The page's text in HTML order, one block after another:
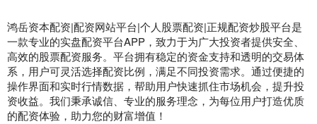
鸿岳资本配资|配资网站平台|个人股票配资|正规配资炒股平台是
一款专业的实盘配资平台APP，致力于为广大投资者提供安全、
高效的股票配资服务。平台拥有稳定的资金支持和透明的交易体
系，用户可灵活选择配资比例，满足不同投资需求。通过便捷的
操作界面和实时行情数据，帮助用户快速抓住市场机会，提升投
资收益。我们秉承诚信、专业的服务理念，为每位用户打造优质
的配资体验，助力您的财富增值！